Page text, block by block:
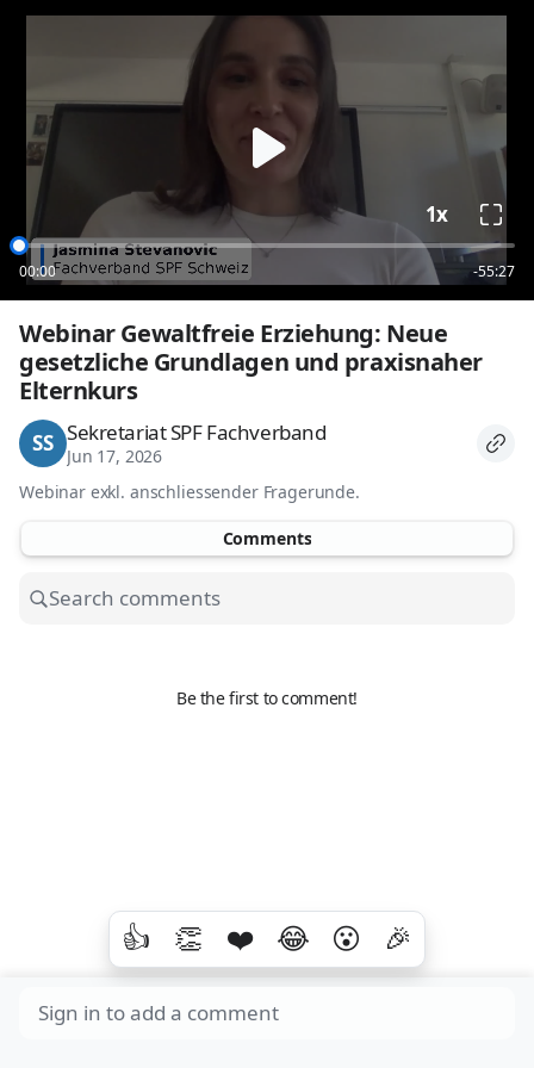
00:00 -55:27
1x
Webinar Gewaltfreie Erziehung: Neue
gesetzliche Grundlagen und praxisnaher
Elternkurs
SS Sekretariat SPF Fachverband
Jun 17, 2026
Webinar exkl. anschliessender Fragerunde.
Comments
Be the first to comment!
👍 👏 ❤️ 😂 😮 🎉